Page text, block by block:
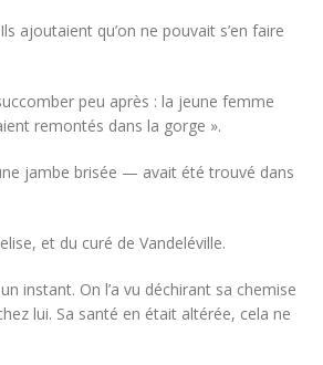
ajoutaient qu’on ne pouvait s’en faire
peu après : la jeune femme
remontés dans la gorge ».
jambe brisée — avait été trouvé dans
et du curé de Vandeléville.
instant. On l’a vu déchirant sa chemise
lui. Sa santé en était altérée, cela ne